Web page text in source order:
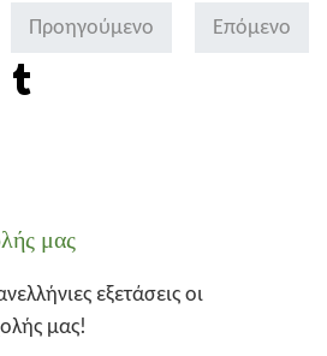
Προηγούμενο Επόμενο
μας
εξετάσεις οι
μας!